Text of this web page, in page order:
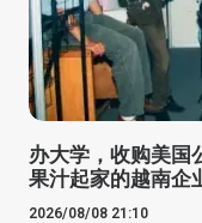
办大学，收购美国
果汁起家的越南企
2026/08/08 21:10